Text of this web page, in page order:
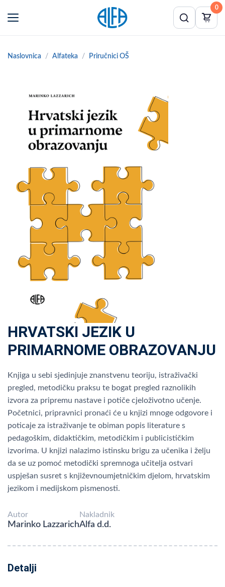
0
Naslovnica Alfateka Priručnici OŠ
HRVATSKI JEZIK U
PRIMARNOME OBRAZOVANJU
Knjiga u sebi sjedinjuje znanstvenu teoriju, istraživački
pregled, metodičku praksu te bogat pregled raznolikih
izvora za pripremu nastave i potiče cjeloživotno učenje.
Početnici, pripravnici pronaći će u knjizi mnoge odgovore i
poticaje za istraživanje te obiman popis literature s
pedagoškim, didaktičkim, metodičkim i publicističkim
izvorima. U knjizi nalazimo istinsku brigu za učenika i želju
da se uz pomoć metodički spremnoga učitelja ostvari
uspješan susret s književnoumjetničkim djelom, hrvatskim
jezikom i medijskom pismenosti.
Autor
Marinko Lazzarich
Nakladnik
Alfa d.d.
Detalji